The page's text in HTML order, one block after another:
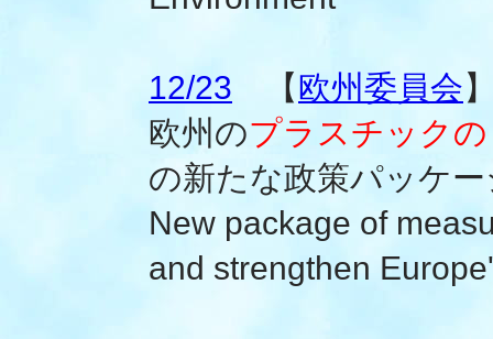
12/23 【欧州委員会
欧州のプラスチック
の新たな政策パッケー
New package of
and strengthen